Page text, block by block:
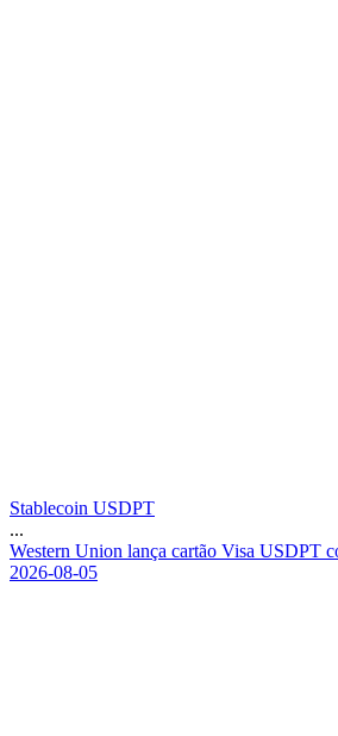
Stablecoin USDPT
...
Western Union lança cartão Visa USDPT c
2026-08-05